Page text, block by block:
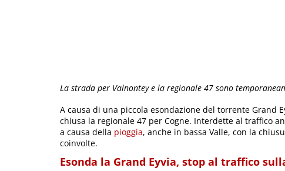
La strada per Valnontey e la regionale 47 sono
A causa di una piccola esondazione del torrente Grand
chiusa la regionale 47 per Cogne. Interdette al traffico
a causa della pioggia, anche in bassa Valle, con la
coinvolte.
Esonda la Grand Eyvia, stop al traffico